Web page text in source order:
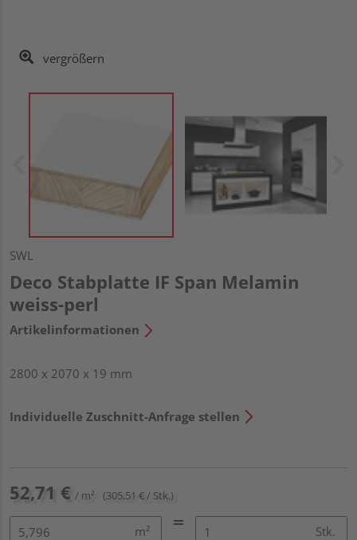
vergrößern
SWL
Deco Stabplatte IF Span Melamin
weiss-perl
Artikelinformationen
2800 x 2070 x 19 mm
Individuelle Zuschnitt-Anfrage stellen
52,71 € / m² (305,51 € / Stk.)
m² Stk.